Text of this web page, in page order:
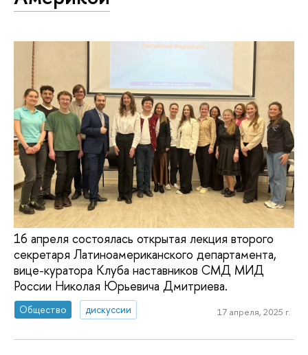
16 апреля состоялась открытая лекция второго
секретаря Латиноамериканского департамента,
вице-куратора Клуба наставников СМД МИД
России Николая Юрьевича Дмитриева.
Общество дискуссии 17 апреля, 2025 г.